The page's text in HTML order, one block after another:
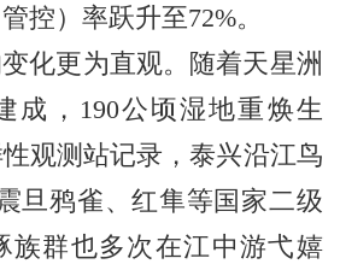
控）率跃升至72%。
化更为直观。随着天星洲
成，190公顷湿地重焕生
观测站记录，泰兴沿江鸟
旦鸦雀、红隼等国家二级
族群也多次在江中游弋嬉